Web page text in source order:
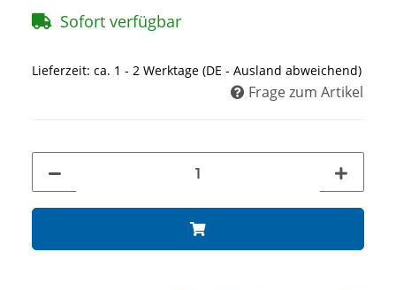
Sofort verfügbar
Lieferzeit: ca. 1 - 2 Werktage (DE - Ausland abweichend)
Frage zum Artikel